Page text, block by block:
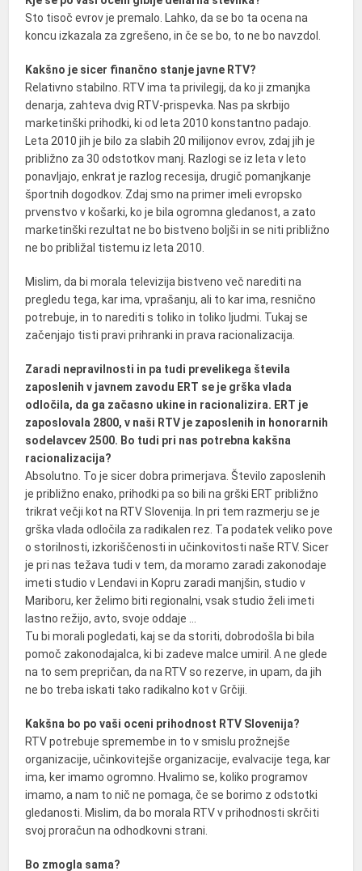
Sto tisoč evrov je premalo. Lahko, da se bo ta ocena na
koncu izkazala za zgrešeno, in če se bo, to ne bo navzdol.
Kakšno je sicer finančno stanje javne RTV?
Relativno stabilno. RTV ima ta privilegij, da ko ji zmanjka
denarja, zahteva dvig RTV-prispevka. Nas pa skrbijo
marketinški prihodki, ki od leta 2010 konstantno padajo.
Leta 2010 jih je bilo za slabih 20 milijonov evrov, zdaj jih je
približno za 30 odstotkov manj. Razlogi se iz leta v leto
ponavljajo, enkrat je razlog recesija, drugič pomanjkanje
športnih dogodkov. Zdaj smo na primer imeli evropsko
prvenstvo v košarki, ko je bila ogromna gledanost, a zato
marketinški rezultat ne bo bistveno boljši in se niti približno
ne bo približal tistemu iz leta 2010.
Mislim, da bi morala televizija bistveno več narediti na
pregledu tega, kar ima, vprašanju, ali to kar ima, resnično
potrebuje, in to narediti s toliko in toliko ljudmi. Tukaj se
začenjajo tisti pravi prihranki in prava racionalizacija.
Zaradi nepravilnosti in pa tudi prevelikega števila
zaposlenih v javnem zavodu ERT se je grška vlada
odločila, da ga začasno ukine in racionalizira. ERT je
zaposlovala 2800, v naši RTV je zaposlenih in honorarnih
sodelavcev 2500. Bo tudi pri nas potrebna kakšna
racionalizacija?
Absolutno. To je sicer dobra primerjava. Število zaposlenih
je približno enako, prihodki pa so bili na grški ERT približno
trikrat večji kot na RTV Slovenija. In pri tem razmerju se je
grška vlada odločila za radikalen rez. Ta podatek veliko pove
o storilnosti, izkoriščenosti in učinkovitosti naše RTV. Sicer
je pri nas težava tudi v tem, da moramo zaradi zakonodaje
imeti studio v Lendavi in Kopru zaradi manjšin, studio v
Mariboru, ker želimo biti regionalni, vsak studio želi imeti
lastno režijo, avto, svoje oddaje …
Tu bi morali pogledati, kaj se da storiti, dobrodošla bi bila
pomoč zakonodajalca, ki bi zadeve malce umiril. A ne glede
na to sem prepričan, da na RTV so rezerve, in upam, da jih
ne bo treba iskati tako radikalno kot v Grčiji.
Kakšna bo po vaši oceni prihodnost RTV Slovenija?
RTV potrebuje spremembe in to v smislu prožnejše
organizacije, učinkovitejše organizacije, evalvacije tega, kar
ima, ker imamo ogromno. Hvalimo se, koliko programov
imamo, a nam to nič ne pomaga, če se borimo z odstotki
gledanosti. Mislim, da bo morala RTV v prihodnosti skrčiti
svoj proračun na odhodkovni strani.
Bo zmogla sama?